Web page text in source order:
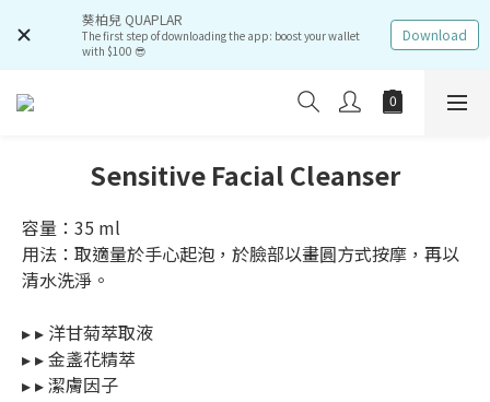
葵柏兒 QUAPLAR
The first step of downloading the app: boost your wallet
with $100 😎
Download
Sensitive Facial Cleanser
容量：35 ml
用法：取適量於手心起泡，於臉部以畫圓方式按摩，再以
清水洗淨。
▸ ▸ 洋甘菊萃取液
▸ ▸ 金盞花精萃
▸ ▸ 潔膚因子